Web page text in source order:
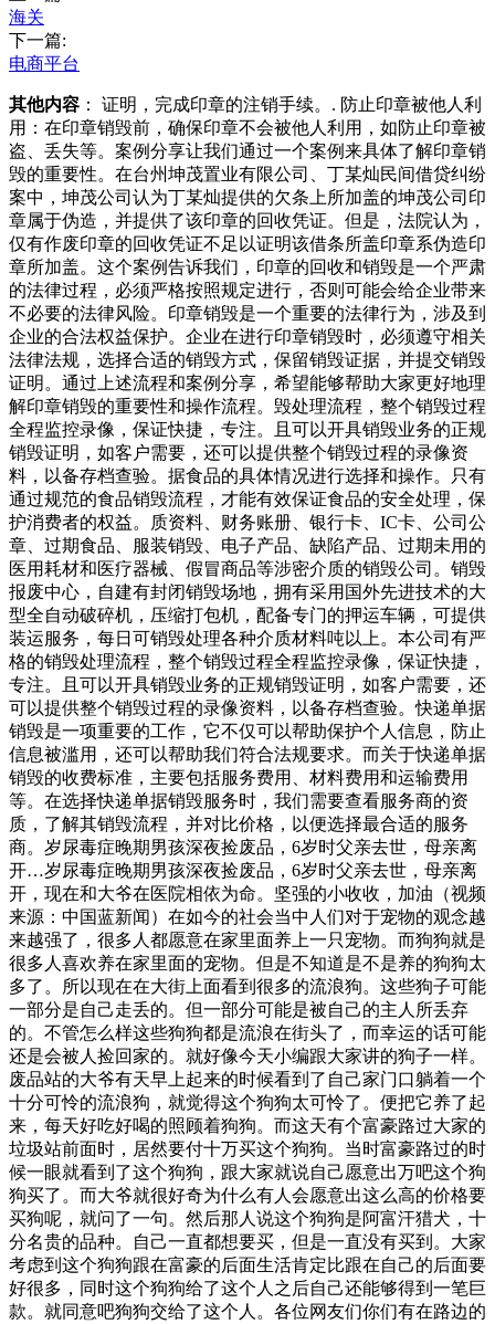
海关
下一篇:
电商平台
其他内容 ： 证明，完成印章的注销手续。. 防止印章被他人利
用：在印章销毁前，确保印章不会被他人利用，如防止印章被
盗、丢失等。案例分享让我们通过一个案例来具体了解印章销
毁的重要性。在台州坤茂置业有限公司、丁某灿民间借贷纠纷
案中，坤茂公司认为丁某灿提供的欠条上所加盖的坤茂公司印
章属于伪造，并提供了该印章的回收凭证。但是，法院认为，
仅有作废印章的回收凭证不足以证明该借条所盖印章系伪造印
章所加盖。这个案例告诉我们，印章的回收和销毁是一个严肃
的法律过程，必须严格按照规定进行，否则可能会给企业带来
不必要的法律风险。印章销毁是一个重要的法律行为，涉及到
企业的合法权益保护。企业在进行印章销毁时，必须遵守相关
法律法规，选择合适的销毁方式，保留销毁证据，并提交销毁
证明。通过上述流程和案例分享，希望能够帮助大家更好地理
解印章销毁的重要性和操作流程。毁处理流程，整个销毁过程
全程监控录像，保证快捷，专注。且可以开具销毁业务的正规
销毁证明，如客户需要，还可以提供整个销毁过程的录像资
料，以备存档查验。据食品的具体情况进行选择和操作。只有
通过规范的食品销毁流程，才能有效保证食品的安全处理，保
护消费者的权益。质资料、财务账册、银行卡、IC卡、公司公
章、过期食品、服装销毁、电子产品、缺陷产品、过期未用的
医用耗材和医疗器械、假冒商品等涉密介质的销毁公司。销毁
报废中心，自建有封闭销毁场地，拥有采用国外先进技术的大
型全自动破碎机，压缩打包机，配备专门的押运车辆，可提供
装运服务，每日可销毁处理各种介质材料吨以上。本公司有严
格的销毁处理流程，整个销毁过程全程监控录像，保证快捷，
专注。且可以开具销毁业务的正规销毁证明，如客户需要，还
可以提供整个销毁过程的录像资料，以备存档查验。快递单据
销毁是一项重要的工作，它不仅可以帮助保护个人信息，防止
信息被滥用，还可以帮助我们符合法规要求。而关于快递单据
销毁的收费标准，主要包括服务费用、材料费用和运输费用
等。在选择快递单据销毁服务时，我们需要查看服务商的资
质，了解其销毁流程，并对比价格，以便选择最合适的服务
商。岁尿毒症晚期男孩深夜捡废品，6岁时父亲去世，母亲离
开…岁尿毒症晚期男孩深夜捡废品，6岁时父亲去世，母亲离
开，现在和大爷在医院相依为命。坚强的小收收，加油（视频
来源：中国蓝新闻）在如今的社会当中人们对于宠物的观念越
来越强了，很多人都愿意在家里面养上一只宠物。而狗狗就是
很多人喜欢养在家里面的宠物。但是不知道是不是养的狗狗太
多了。所以现在在大街上面看到很多的流浪狗。这些狗子可能
一部分是自己走丢的。但一部分可能是被自己的主人所丢弃
的。不管怎么样这些狗狗都是流浪在街头了，而幸运的话可能
还是会被人捡回家的。就好像今天小编跟大家讲的狗子一样。
废品站的大爷有天早上起来的时候看到了自己家门口躺着一个
十分可怜的流浪狗，就觉得这个狗狗太可怜了。便把它养了起
来，每天好吃好喝的照顾着狗狗。而这天有个富豪路过大家的
垃圾站前面时，居然要付十万买这个狗狗。当时富豪路过的时
候一眼就看到了这个狗狗，跟大家就说自己愿意出万吧这个狗
狗买了。而大爷就很好奇为什么有人会愿意出这么高的价格要
买狗呢，就问了一句。然后那人说这个狗狗是阿富汗猎犬，十
分名贵的品种。自己一直都想要买，但是一直没有买到。大家
考虑到这个狗狗跟在富豪的后面生活肯定比跟在自己的后面要
好很多，同时这个狗狗给了这个人之后自己还能够得到一笔巨
款。就同意吧狗狗交给了这个人。各位网友们你们有在路边的